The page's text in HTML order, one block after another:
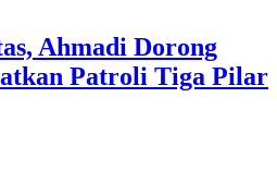
Ahmadi Dorong
Patroli Tiga Pilar